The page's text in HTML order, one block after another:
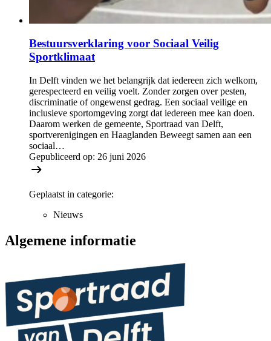
Bestuursverklaring voor Sociaal Veilig
Sportklimaat
In Delft vinden we het belangrijk dat iedereen zich welkom,
gerespecteerd en veilig voelt. Zonder zorgen over pesten,
discriminatie of ongewenst gedrag. Een sociaal veilige en
inclusieve sportomgeving zorgt dat iedereen mee kan doen.
Daarom werken de gemeente, Sportraad van Delft,
sportverenigingen en Haaglanden Beweegt samen aan een
sociaal…
Gepubliceerd op: 26 juni 2026
Geplaatst in categorie:
Nieuws
Algemene informatie